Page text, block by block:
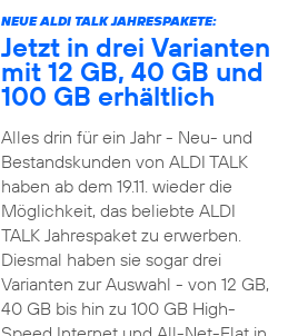
NEUE ALDI TALK JAHRESPAKETE:
Jetzt in drei Varianten
mit 12 GB, 40 GB und
100 GB erhältlich
Alles drin für ein Jahr - Neu- und
Bestandskunden von ALDI TALK
haben ab dem 19.11. wieder die
Möglichkeit, das beliebte ALDI
TALK Jahrespaket zu erwerben.
Diesmal haben sie sogar drei
Varianten zur Auswahl - von 12 GB,
40 GB bis hin zu 100 GB High-